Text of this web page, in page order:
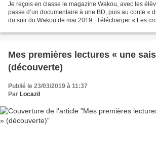
Je reçois en classe le magazine Wakou, avec les
passe d’un documentaire à une BD, puis au conte «
du soir du Wakou de mai 2019 : Télécharger « Les
Mes premières lectures « une
(découverte)
Publié le 23/03/2019 à 11:37
Par Locazil